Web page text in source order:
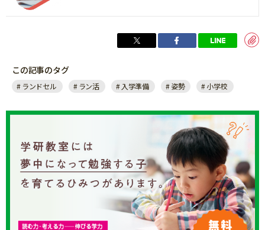
この記事のタグ
ランドセル ラン活 入学準備 姿勢 小学校